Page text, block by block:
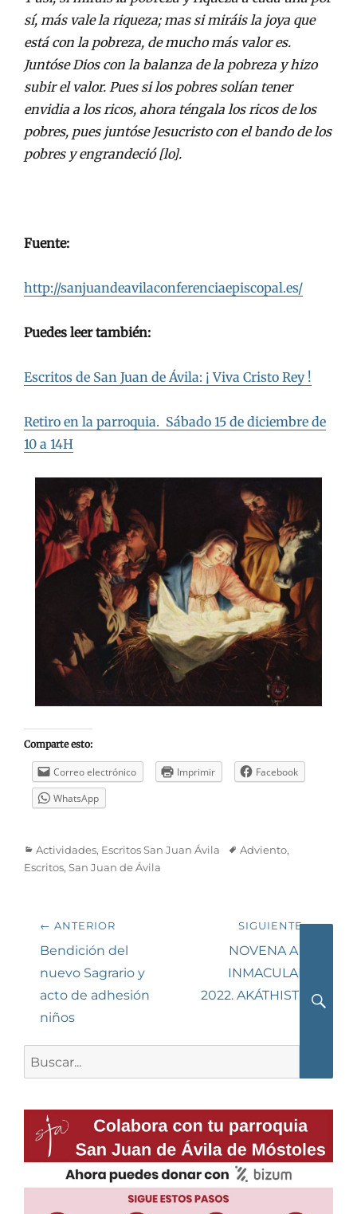
sí, más vale la riqueza; mas si miráis la joya que
está con la pobreza, de mucho más valor es.
Juntóse Dios con la balanza de la pobreza y hizo
subir el valor. Pues si los pobres solían tener
envidia a los ricos, ahora téngala los ricos de los
pobres, pues juntóse Jesucristo con el bando de los
pobres y engrandeció [lo].
Fuente:
http://sanjuandeavilaconferenciaepiscopal.es/
Puedes leer también:
Escritos de San Juan de Ávila: ¡ Viva Cristo Rey !
Retiro en la parroquia. Sábado 15 de diciembre de
10 a 14H
Comparte esto:
Correo electrónico Imprimir
Facebook
WhatsApp
Categorías
Actividades, Escritos San Juan Ávila Etiquetas
Adviento,
Escritos, San Juan de Ávila
Navegación
de
entradas
← ANTERIOR
Entrada
anterior:
Bendición del
nuevo Sagrario y
acto de adhesión
niños
SIGUIENTE →
Siguiente
entrada:
NOVENA A LA
INMACULADA
2022. AKÁTHISTOS